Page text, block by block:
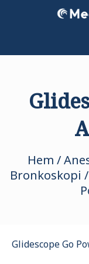
Hem /
Bronkoskopi /
Glidescope Go